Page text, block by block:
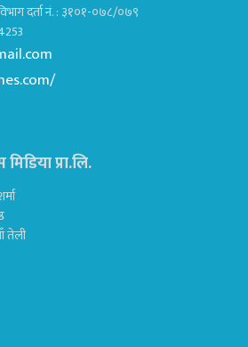
दर्ता नं. : ३१०१-०७८/०७९
प्रा‍.लि.
तेली